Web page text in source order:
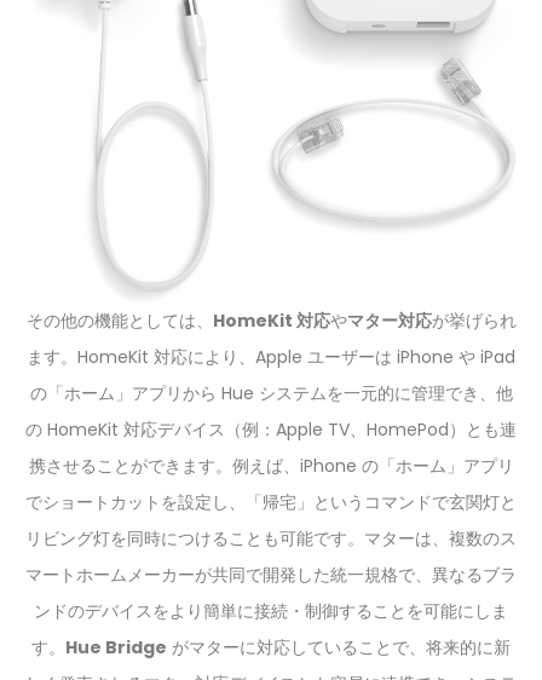
その他の機能としては、 HomeKit 対応やマター対応が挙げられ
ます。HomeKit 対応により、Apple ユーザーは iPhone や iPad
の「ホーム」アプリから Hue システムを一元的に管理でき、他
の HomeKit 対応デバイス（例：Apple TV、HomePod）とも連
携させることができます。例えば、iPhone の「ホーム」アプリ
でショートカットを設定し、「帰宅」というコマンドで玄関灯と
リビング灯を同時につけることも可能です。マターは、複数のス
マートホームメーカーが共同で開発した統一規格で、異なるブラ
ンドのデバイスをより簡単に接続・制御することを可能にしま
す。 Hue Bridge がマターに対応していることで、将来的に新